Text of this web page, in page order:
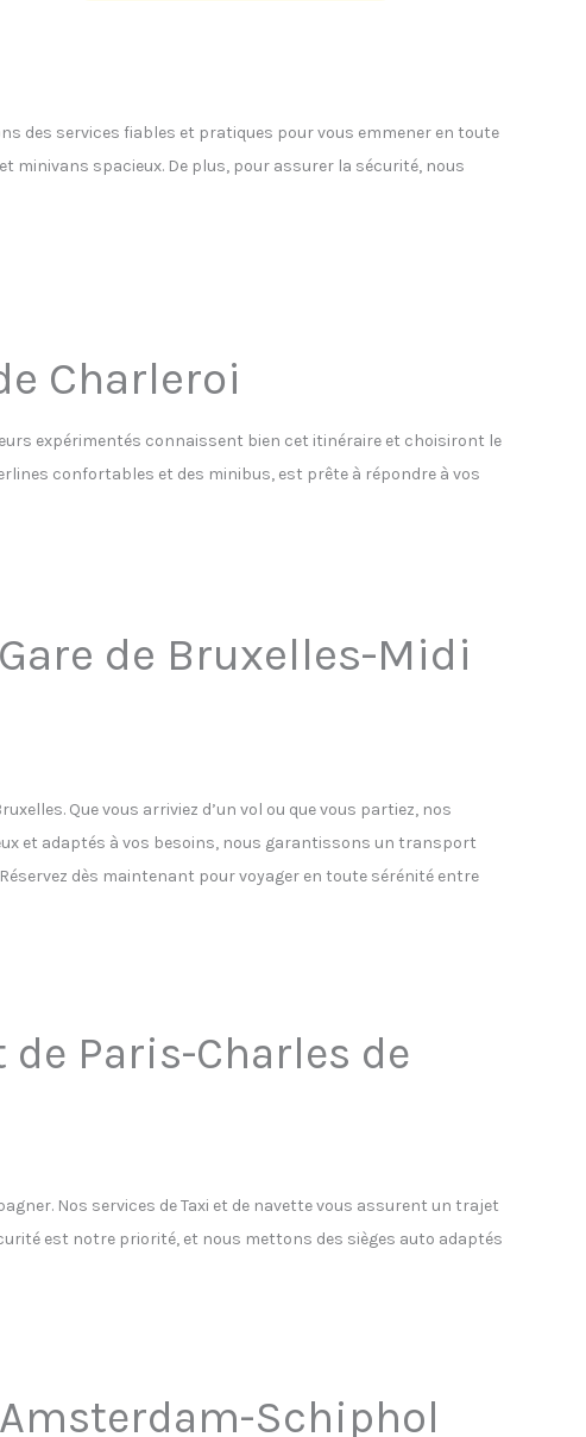
des services fiables et pratiques pour vous emmener en toute
minivans spacieux. De plus, pour assurer la sécurité, nous
Charleroi
expérimentés connaissent bien cet itinéraire et choisiront le
confortables et des minibus, est prête à répondre à vos
de Bruxelles-Midi
Que vous arriviez d’un vol ou que vous partiez, nos
et adaptés à vos besoins, nous garantissons un transport
dès maintenant pour voyager en toute sérénité entre
Paris-Charles de
Nos services de Taxi et de navette vous assurent un trajet
est notre priorité, et nous mettons des sièges auto adaptés
Schiphol